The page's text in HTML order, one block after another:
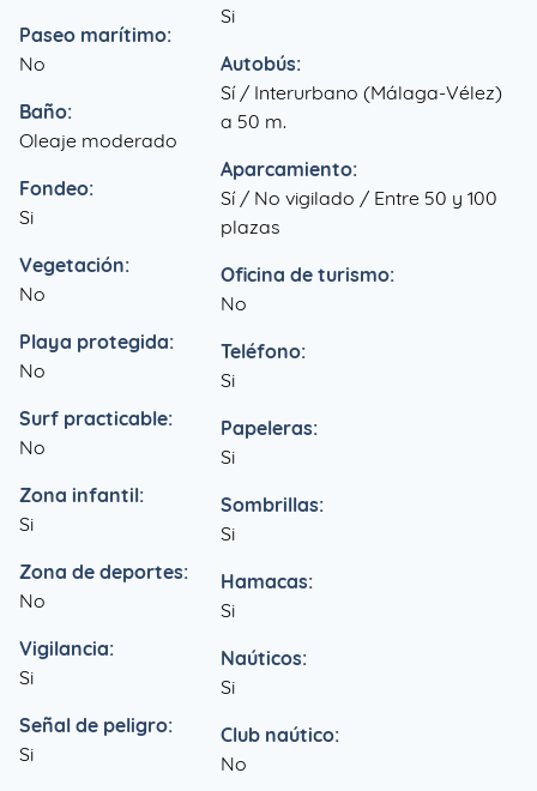
Paseo marítimo:
No
Baño:
Oleaje moderado
Fondeo:
Si
Vegetación:
No
Playa protegida:
No
Surf practicable:
No
Zona infantil:
Si
Zona de deportes:
No
Vigilancia:
Si
Señal de peligro:
Si
Si
Autobús:
Sí / Interurbano (Málaga-Vélez)
a 50 m.
Aparcamiento:
Sí / No vigilado / Entre 50 y 100
plazas
Oficina de turismo:
No
Teléfono:
Si
Papeleras:
Si
Sombrillas:
Si
Hamacas:
Si
Naúticos:
Si
Club naútico:
No